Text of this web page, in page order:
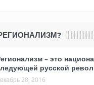
– это
русской
28, 2016